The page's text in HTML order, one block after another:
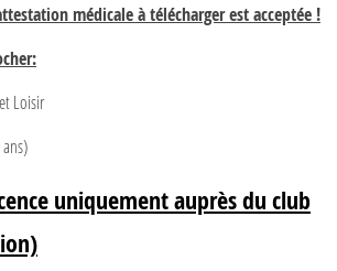
médicale à télécharger est acceptée !
Loisir
uniquement auprès du club